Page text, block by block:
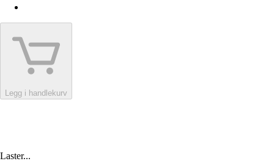
Legg i handlekurv
Laster...